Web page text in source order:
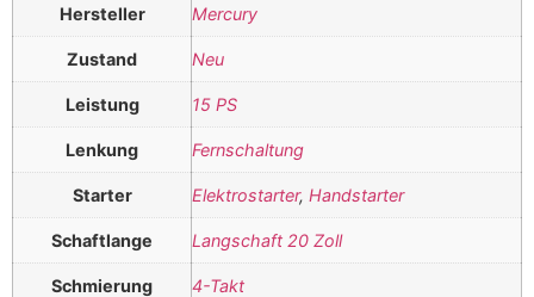
Hersteller Mercury
Zustand Neu
Leistung 15 PS
Lenkung Fernschaltung
Starter Elektrostarter, Handstarter
Schaftlange Langschaft 20 Zoll
Schmierung 4-Takt